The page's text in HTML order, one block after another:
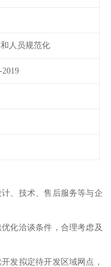
人员规范化
、技术、售后服务等与企
化洽谈条件，合理考虑及
发拟定待开发区域网点，